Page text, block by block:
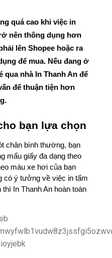
quá cao khi việc in
nên thông dụng hơn
lên Shopee hoặc ra
để mua. Nếu đang ở
qua nhà In Thanh An để
để thuận tiện hơn
bạn lựa chọn
chân bình thường, bạn
mẩu giấy đa dạng theo
màu xe hơi của bạn
có ý tưởng về việc in tấm
In Thanh An hoàn toàn